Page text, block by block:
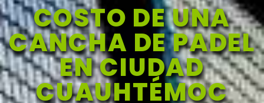
COSTO DE UNA
CANCHA DE PADEL
EN CIUDAD
CUAUHTÉMOC